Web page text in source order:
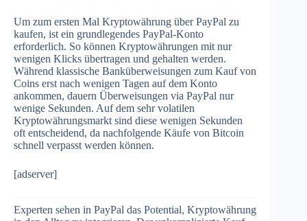
Um zum ersten Mal Kryptowährung über PayPal zu
kaufen, ist ein grundlegendes PayPal-Konto
erforderlich. So können Kryptowährungen mit nur
wenigen Klicks übertragen und gehalten werden.
Während klassische Banküberweisungen zum Kauf von
Coins erst nach wenigen Tagen auf dem Konto
ankommen, dauern Überweisungen via PayPal nur
wenige Sekunden. Auf dem sehr volatilen
Kryptowährungsmarkt sind diese wenigen Sekunden
oft entscheidend, da nachfolgende Käufe von Bitcoin
schnell verpasst werden können.
[adserver]
Experten sehen in PayPal das Potential, Kryptowährung